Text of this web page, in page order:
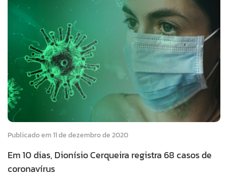
Publicado em 11 de dezembro de 2020
Em 10 dias, Dionísio Cerqueira registra 68 casos de
coronavírus